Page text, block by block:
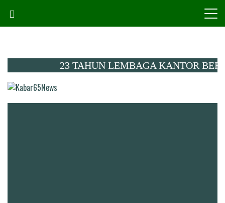
content
23 TAHUN LEMBAGA KANTOR BERITA
Kabar65News